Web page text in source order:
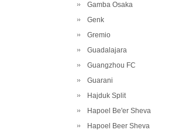
Gamba Osaka
Genk
Gremio
Guadalajara
Guangzhou FC
Guarani
Hajduk Split
Hapoel Be'er Sheva
Hapoel Beer Sheva